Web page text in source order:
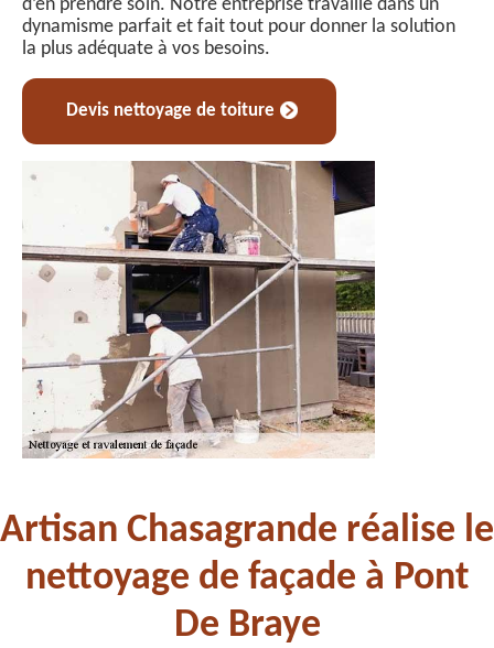
d’en prendre soin. Notre entreprise travaille dans un
dynamisme parfait et fait tout pour donner la solution
la plus adéquate à vos besoins.
Devis nettoyage de toiture
Artisan Chasagrande réalise le
nettoyage de façade à Pont
De Braye